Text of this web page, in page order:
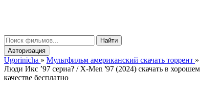
Найти
Авторизация
Ugorinicha » Мультфильм американский скачать торрент »
Люди Икс ’97 сериа? / X-Men '97 (2024) скачать в хорошем
качестве бесплатно